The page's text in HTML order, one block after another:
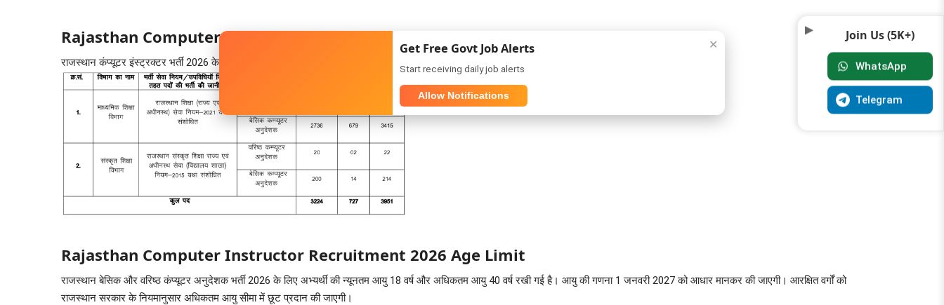
Rajasthan Computer Instructor Recruitment 2026 Post Details
राजस्थान कंप्यूटर इंस्ट्रक्टर भर्ती 2026 के लिए पदों की विस्तृत जानकारी नीचे दी गई है। इसमें बेसिक कंप्यूटर इंस्ट्रक्टर और सीनियर कंप्यूटर इंस्ट्रक्टर दोनों पद शामिल किए गए हैं।
Rajasthan Computer Instructor Recruitment 2026 Age Limit
राजस्थान बेसिक और वरिष्ठ कंप्यूटर अनुदेशक भर्ती 2026 के लिए अभ्यर्थी की न्यूनतम आयु 18 वर्ष और अधिकतम आयु 40 वर्ष रखी गई है। आयु की गणना 1 जनवरी 2027 को आधार मानकर की जाएगी। आरक्षित वर्गों को
राजस्थान सरकार के नियमानुसार अधिकतम आयु सीमा में छूट प्रदान की जाएगी।
Join Us (5K+)
WhatsApp
Telegram
✕
Get Free Govt Job Alerts
Start receiving daily job alerts
Allow Notifications